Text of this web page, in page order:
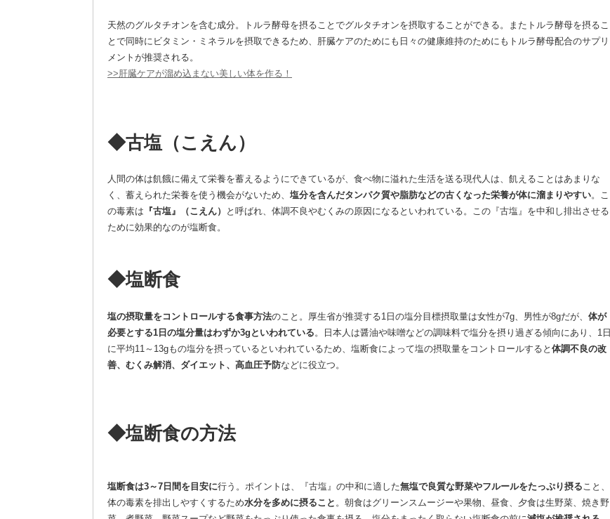
天然のグルタチオンを含む成分。トルラ酵母を摂ることでグルタチオンを摂取することができる。またトルラ酵母を摂るこ
とで同時にビタミン・ミネラルを摂取できるため、肝臓ケアのためにも日々の健康維持のためにもトルラ酵母配合のサプリ
メントが推奨される。
>>肝臓ケアが溜め込まない美しい体を作る！
◆古塩（こえん）
人間の体は飢餓に備えて栄養を蓄えるようにできているが、食べ物に溢れた生活を送る現代人は、飢えることはあまりな
く、蓄えられた栄養を使う機会がないため、 塩分を含んだタンパク質や脂肪などの古くなった栄養が体に溜まりやすい。こ
の毒素は 『古塩』（こえん）
と呼ばれ、体調不良やむくみの原因になるといわれている。この『古塩』を中和し排出させる
ために効果的なのが塩断食。
◆塩断食
塩の摂取量をコントロールする食事方法のこと。厚生省が推奨する1日の塩分目標摂取量は女性が7g、男性が8gだが、 体が
必要とする1日の塩分量はわずか3gといわれている 。日本人は醤油や味噌などの調味料で塩分を摂り過ぎる傾向にあり、1日
に平均11～13gもの塩分を摂っているといわれているため、塩断食によって塩の摂取量をコントロールすると 体調不良の改
善、むくみ解消、ダイエット、高血圧予防などに役立つ。
◆塩断食の方法
塩断食は3～7日間を目安に行う。ポイントは、『古塩』の中和に適した無塩で良質な野菜やフルールをたっぷり摂る こと、
体の毒素を排出しやすくするため水分を多めに摂ること 。朝食はグリーンスムージーや果物、昼食、夕食は生野菜、焼き野